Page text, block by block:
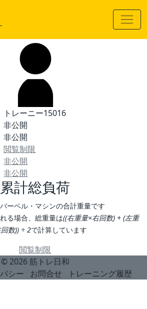
トレーニー15016
非公開
非公開
閲覧制限
非公開
非公開
累計総負荷
ーベル・マシンの合計重量です
る場合、総重量は((右重量×右回数) + (左重
数)) ÷ 2で計算しています
閲覧制限
© 2026 筋トレ日和
シー お問合せ トレーニング履歴